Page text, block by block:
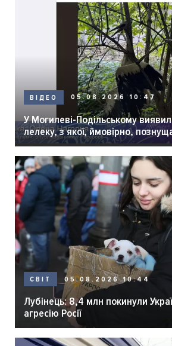
ВІДЕО 05.08.2026 10:47
У Могилеві-Подільському
лелеку, з якої, ймовірно,
СВІТ 05.08.2026 10:44
Лубінець: 8,4 млн покинули
агресію Росії